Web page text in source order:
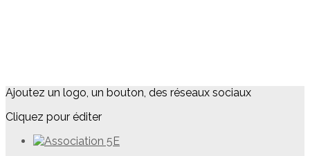
Ajoutez un logo, un bouton, des réseaux sociaux
Cliquez pour éditer